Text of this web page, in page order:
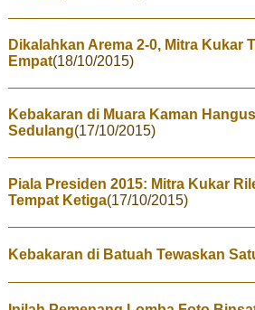
Dikalahkan Arema 2-0, Mitra Kukar
Empat(18/10/2015)
Kebakaran di Muara Kaman
Sedulang(17/10/2015)
Piala Presiden 2015: Mitra Kukar
Tempat Ketiga(17/10/2015)
Kebakaran di Batuah Tewaskan